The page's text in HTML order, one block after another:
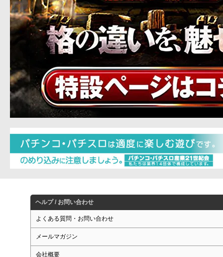
ヘルプ / お問い合わせ
よくある質問・お問い合わせ
メールマガジン
会社概要